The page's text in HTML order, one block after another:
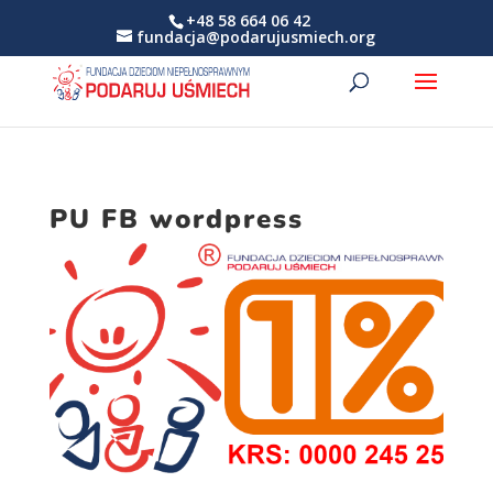
+48 58 664 06 42
fundacja@podarujusmiech.org
PU FB wordpress